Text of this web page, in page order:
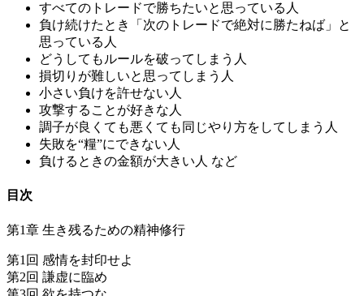
すべてのトレードで勝ちたいと思っている人
負け続けたとき「次のトレードで絶対に勝たねば」と
思っている人
どうしてもルールを破ってしまう人
損切りが難しいと思ってしまう人
小さい負けを許せない人
攻撃することが好きな人
調子が良くても悪くても同じやり方をしてしまう人
失敗を“糧”にできない人
負けるときの金額が大きい人 など
目次
第1章 生き残るための精神修行
第1回 感情を封印せよ
第2回 謙虚に臨め